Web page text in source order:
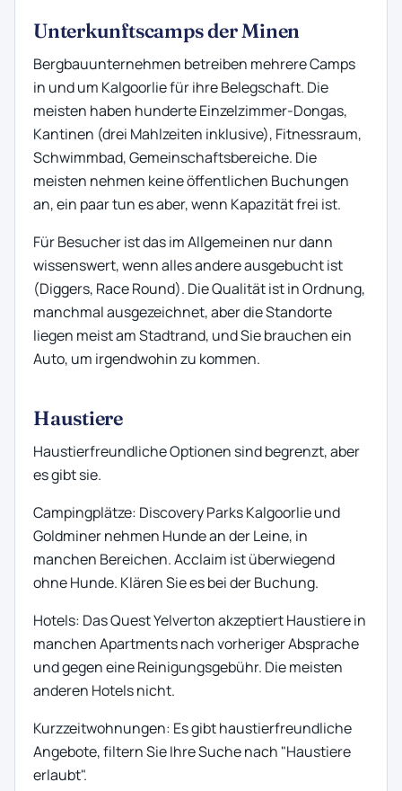
Unterkunftscamps der Minen
Bergbauunternehmen betreiben mehrere Camps
in und um Kalgoorlie für ihre Belegschaft. Die
meisten haben hunderte Einzelzimmer-Dongas,
Kantinen (drei Mahlzeiten inklusive), Fitnessraum,
Schwimmbad, Gemeinschaftsbereiche. Die
meisten nehmen keine öffentlichen Buchungen
an, ein paar tun es aber, wenn Kapazität frei ist.
Für Besucher ist das im Allgemeinen nur dann
wissenswert, wenn alles andere ausgebucht ist
(Diggers, Race Round). Die Qualität ist in Ordnung,
manchmal ausgezeichnet, aber die Standorte
liegen meist am Stadtrand, und Sie brauchen ein
Auto, um irgendwohin zu kommen.
Haustiere
Haustierfreundliche Optionen sind begrenzt, aber
es gibt sie.
Campingplätze: Discovery Parks Kalgoorlie und
Goldminer nehmen Hunde an der Leine, in
manchen Bereichen. Acclaim ist überwiegend
ohne Hunde. Klären Sie es bei der Buchung.
Hotels: Das Quest Yelverton akzeptiert Haustiere in
manchen Apartments nach vorheriger Absprache
und gegen eine Reinigungsgebühr. Die meisten
anderen Hotels nicht.
Kurzzeitwohnungen: Es gibt haustierfreundliche
Angebote, filtern Sie Ihre Suche nach "Haustiere
erlaubt".